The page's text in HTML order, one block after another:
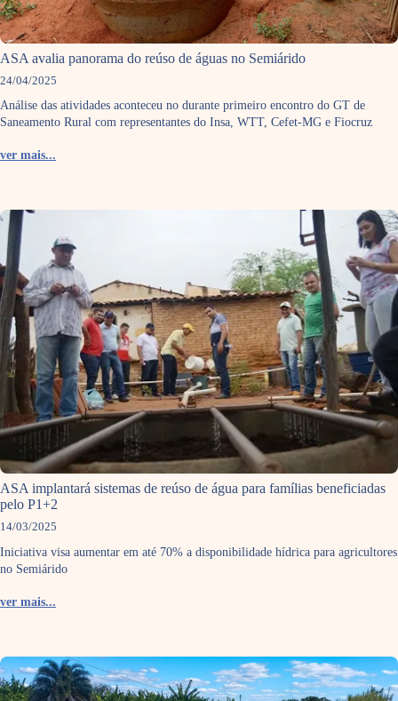
ASA avalia panorama do reúso de águas no Semiárido
24/04/2025
Análise das atividades aconteceu no durante primeiro encontro do GT de
Saneamento Rural com representantes do Insa, WTT, Cefet-MG e Fiocruz
ver mais...
ASA implantará sistemas de reúso de água para famílias beneficiadas
pelo P1+2
14/03/2025
Iniciativa visa aumentar em até 70% a disponibilidade hídrica para agricultores
no Semiárido
ver mais...